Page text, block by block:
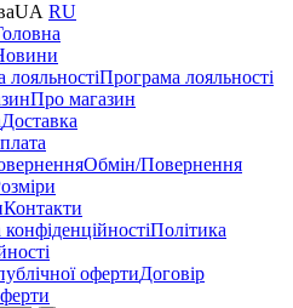
UA RU
Програма лояльності
Про магазин
Доставка
Обмін/Повернення
Контакти
Політика
Договір